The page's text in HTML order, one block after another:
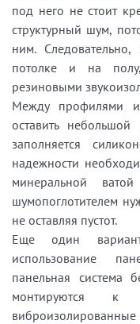
под него не стоит
структурный шум,
ним.
потолке и на
резиновыми
Между профилями
оставить
заполняется
надежности
минеральной
шумопоглотителем
не оставляя пустот.
Еще один
использование
панельная система
монтируются к